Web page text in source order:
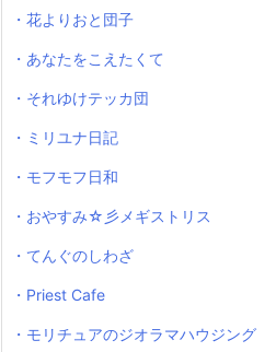
・花よりおと団子
・あなたをこえたくて
・それゆけテッカ団
・ミリユナ日記
・モフモフ日和
・おやすみ☆彡メギストリス
・てんぐのしわざ
・Priest Cafe
・モリチュアのジオラマハウジング